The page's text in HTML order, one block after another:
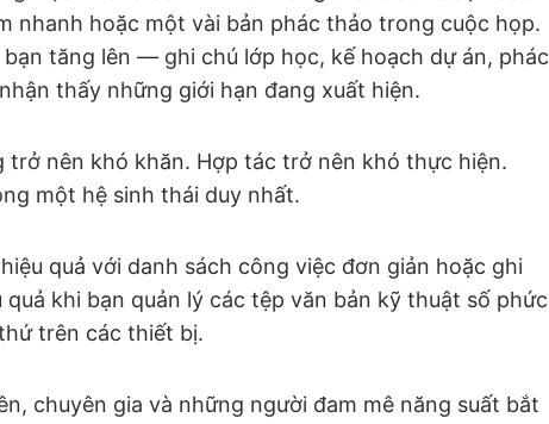
nhanh hoặc một vài bản phác thảo trong cuộc họp.
tăng lên — ghi chú lớp học, kế hoạch dự án, phác
thấy những giới hạn đang xuất hiện.
nên khó khăn. Hợp tác trở nên khó thực hiện.
một hệ sinh thái duy nhất.
quả với danh sách công việc đơn giản hoặc ghi
khi bạn quản lý các tệp văn bản kỹ thuật số phức
trên các thiết bị.
chuyên gia và những người đam mê năng suất bắt